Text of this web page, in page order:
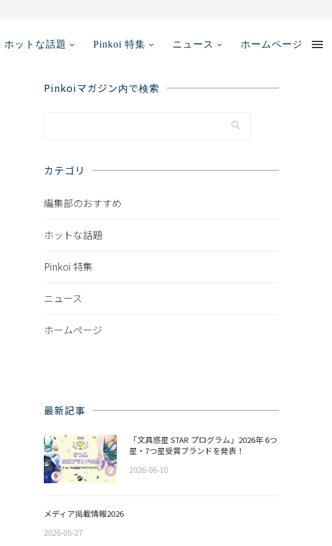
ホットな話題 Pinkoi 特集 ニュース ホームページ
Pinkoiマガジン内で検索
カテゴリ
編集部のおすすめ
ホットな話題
Pinkoi 特集
ニュース
ホームページ
最新記事
「文具惑星 STAR プログラム」2026年 6つ
星・7つ星受賞ブランドを発表！
2026-06-10
メディア掲載情報2026
2026-05-27